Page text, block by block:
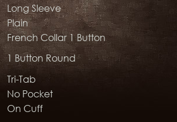
Long Sleeve
Plain
French Collar 1 Button
1 Button Round
Tri-Tab
No Pocket
On Cuff